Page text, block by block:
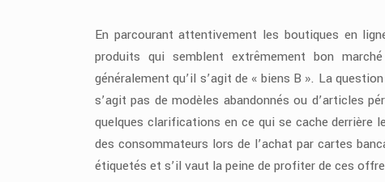
En parcourant attentivement les boutiques en
produits qui semblent extrêmement bon
généralement qu’il s’agit de « biens B ». La
s’agit pas de modèles abandonnés ou d’articles
quelques clarifications en ce qui se cache derrière
des consommateurs lors de l’achat par cartes
étiquetés et s’il vaut la peine de profiter de ces